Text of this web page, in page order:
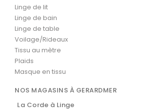
Linge de lit
Linge de bain
Linge de table
Voilage/Rideaux
Tissu au mètre
Plaids
Masque en tissu
NOS MAGASINS À GERARDMER
La Corde à Linge